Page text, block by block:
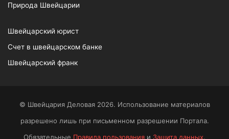
Природа Швейцарии
Швейцарский юрист
Счет в швейцарском банке
Швейцарский франк
© Швейцария Деловая 2026. Использование материалов
разрешено лишь при письменном разрешении Портала.
Обязательные Правила пользования и Защита данных.